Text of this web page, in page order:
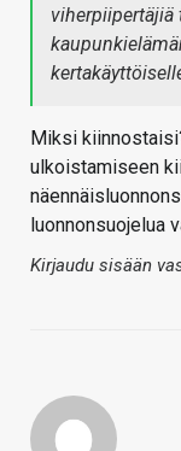
Miksi
ulkoistamiseen
luonnonsuojelua
Kirjaudu sisään